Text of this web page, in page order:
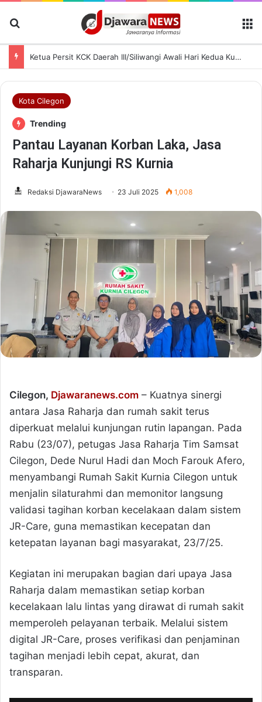
Kota Cilegon
Trending
Pantau Layanan Korban Laka, Jasa
Raharja Kunjungi RS Kurnia
Redaksi DjawaraNews 23 Juli 2025 1,008
Cilegon, Djawaranews.com – Kuatnya sinergi
antara Jasa Raharja dan rumah sakit terus
diperkuat melalui kunjungan rutin lapangan. Pada
Rabu (23/07), petugas Jasa Raharja Tim Samsat
Cilegon, Dede Nurul Hadi dan Moch Farouk Afero,
menyambangi Rumah Sakit Kurnia Cilegon untuk
menjalin silaturahmi dan memonitor langsung
validasi tagihan korban kecelakaan dalam sistem
JR-Care, guna memastikan kecepatan dan
ketepatan layanan bagi masyarakat, 23/7/25.
Kegiatan ini merupakan bagian dari upaya Jasa
Raharja dalam memastikan setiap korban
kecelakaan lalu lintas yang dirawat di rumah sakit
memperoleh pelayanan terbaik. Melalui sistem
digital JR-Care, proses verifikasi dan penjaminan
tagihan menjadi lebih cepat, akurat, dan
transparan.